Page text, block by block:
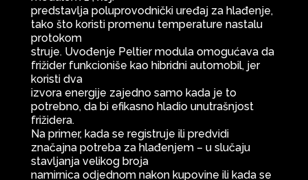
predstavlja poluprovodnički uređaj za hlađenje,
tako što koristi promenu temperature nastalu
protokom
struje. Uvođenje Peltier modula omogućava da
frižider funkcioniše kao hibridni automobil, jer
koristi dva
izvora energije zajedno samo kada je to
potrebno, da bi efikasno hladio unutrašnjost
frižidera.
Na primer, kada se registruje ili predvidi
značajna potreba za hlađenjem – u slučaju
stavljanja velikog broja
namirnica odjednom nakon kupovine ili kada se